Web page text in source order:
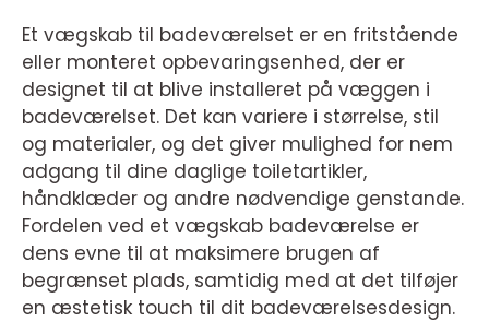
Et vægskab til badeværelset er en fritstående
eller monteret opbevaringsenhed, der er
designet til at blive installeret på væggen i
badeværelset. Det kan variere i størrelse, stil
og materialer, og det giver mulighed for nem
adgang til dine daglige toiletartikler,
håndklæder og andre nødvendige genstande.
Fordelen ved et vægskab badeværelse er
dens evne til at maksimere brugen af
begrænset plads, samtidig med at det tilføjer
en æstetisk touch til dit badeværelsesdesign.